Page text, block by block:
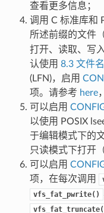
查看更多信息；
调用 C 标准库和
所述前缀的文件
打开、读取、写
认使用 8.3 文件名
(LFN)，启用
项。请参考 here
可以启用
以使用 POSIX
于编辑模式下的
只读模式下打开
可以启用
项，在每次调用
vfs_fat_pwrite()